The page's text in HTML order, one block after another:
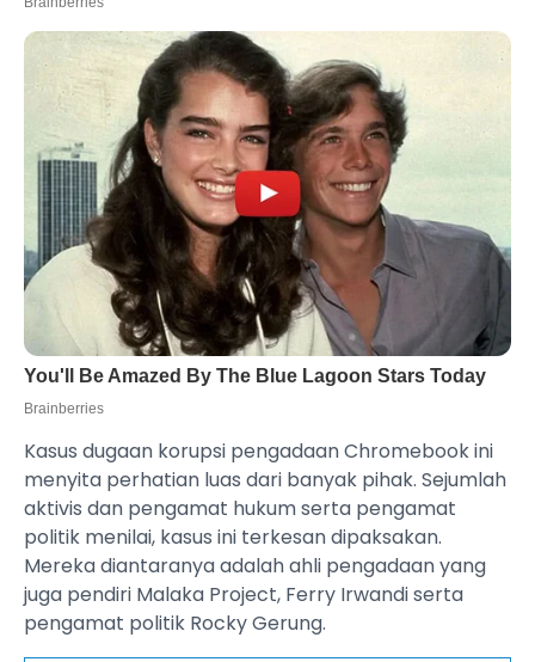
Kasus dugaan korupsi pengadaan Chromebook ini
menyita perhatian luas dari banyak pihak. Sejumlah
aktivis dan pengamat hukum serta pengamat
politik menilai, kasus ini terkesan dipaksakan.
Mereka diantaranya adalah ahli pengadaan yang
juga pendiri Malaka Project, Ferry Irwandi serta
pengamat politik Rocky Gerung.